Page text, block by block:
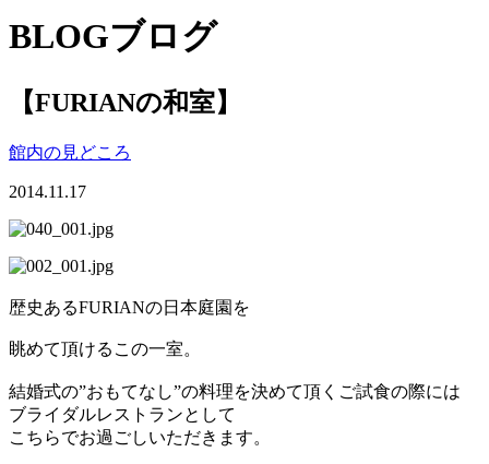
BLOGブログ
【FURIANの和室】
館内の見どころ
2014.11.17
歴史あるFURIANの日本庭園を
眺めて頂けるこの一室。
結婚式の”おもてなし”の料理を決めて頂くご試食の際には
ブライダルレストランとして
こちらでお過ごしいただきます。